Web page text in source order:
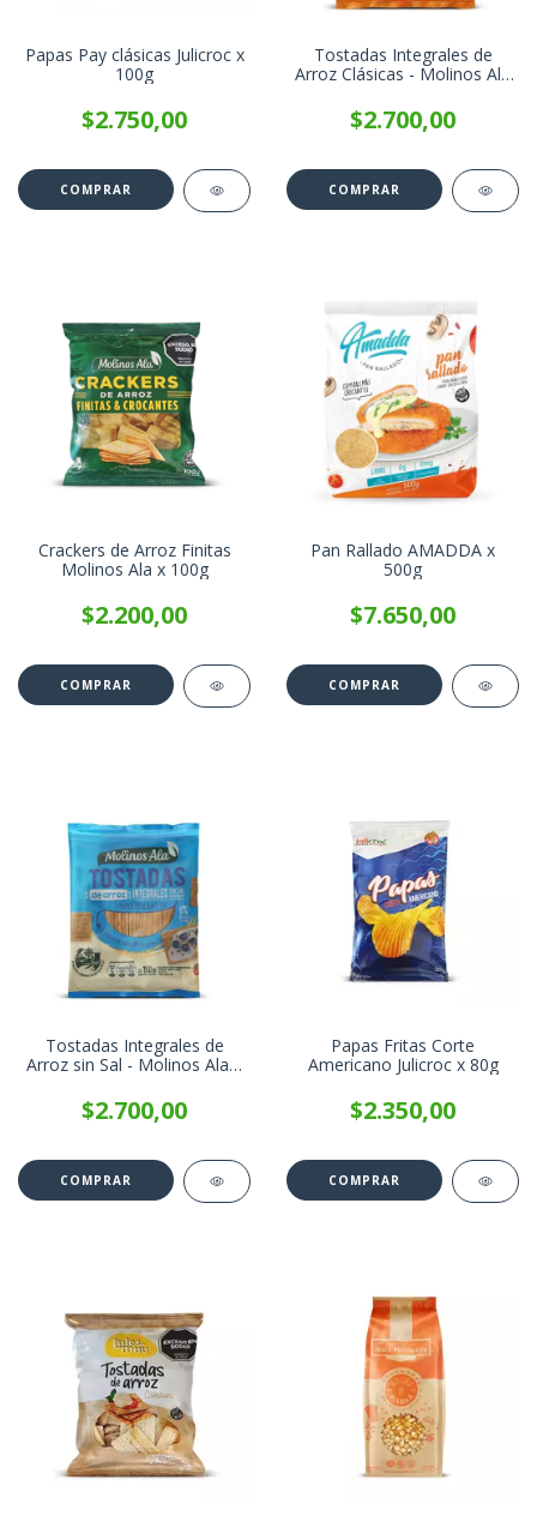
Papas Pay clásicas Julicroc x
100g
$2.750,00
Tostadas Integrales de
Arroz Clásicas - Molinos Ala
$2.700,00
Crackers de Arroz Finitas
Molinos Ala x 100g
$2.200,00
Pan Rallado AMADDA x
500g
$7.650,00
Tostadas Integrales de
Arroz sin Sal - Molinos Ala x
$2.700,00
Papas Fritas Corte
Americano Julicroc x 80g
$2.350,00